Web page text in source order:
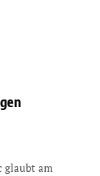
glaubt am